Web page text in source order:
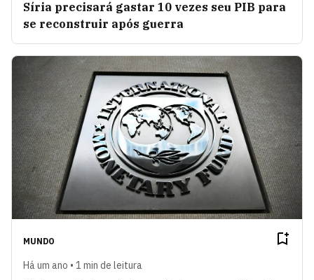
Síria precisará gastar 10 vezes seu PIB para
se reconstruir após guerra
MUNDO
Há um ano • 1 min de leitura